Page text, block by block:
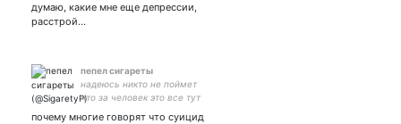
думаю, какие мне еще депрессии,
расстрой…
пепел сигареты
надеюсь никто не поймет
что за человек это все тут
почему многие говорят что суицид